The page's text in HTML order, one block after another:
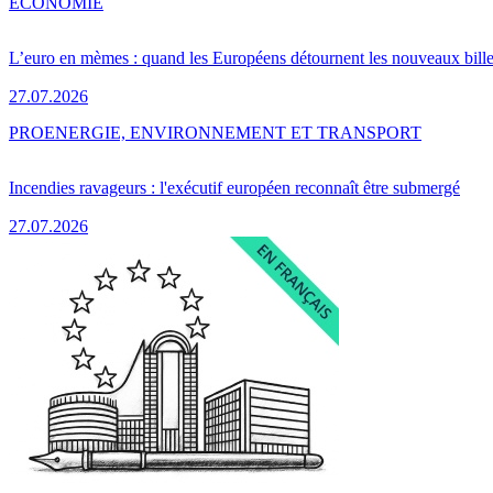
L’euro en mèmes : quand les Européens détournent les nouveaux
27.07.2026
Incendies ravageurs : l'exécutif européen reconnaît être submergé
27.07.2026
PROENERGIE, ENVIRONNEMENT ET TRANSPORT